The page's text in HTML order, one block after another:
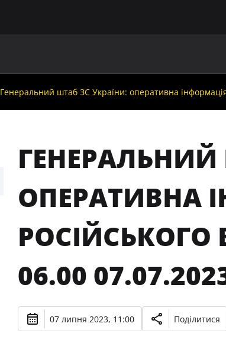
Генеральний штаб ЗС України: оперативна
ГЕНЕРАЛЬНИЙ
ОПЕРАТИВНА
06.00
07 липня 2023, 11:00 Поділитися